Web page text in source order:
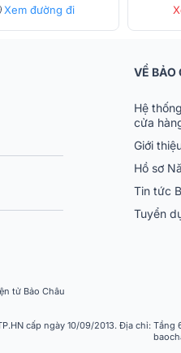
Xem đường đi
VỀ BẢO
Hệ
cửa
Giới
Hồ sơ
Tin tức
Tuyển
tử Bảo Châu
cấp ngày 10/09/2013. Địa chỉ: